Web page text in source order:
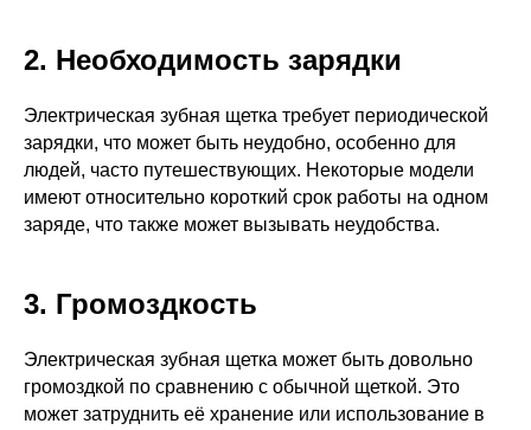
2. Необходимость зарядки
Электрическая зубная щетка требует периодической
зарядки, что может быть неудобно, особенно для
людей, часто путешествующих. Некоторые модели
имеют относительно короткий срок работы на одном
заряде, что также может вызывать неудобства.
3. Громоздкость
Электрическая зубная щетка может быть довольно
громоздкой по сравнению с обычной щеткой. Это
может затруднить её хранение или использование в